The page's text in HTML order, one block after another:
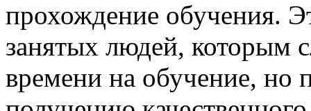
прохождение обучения.
занятых людей, которым
времени на обучение, но